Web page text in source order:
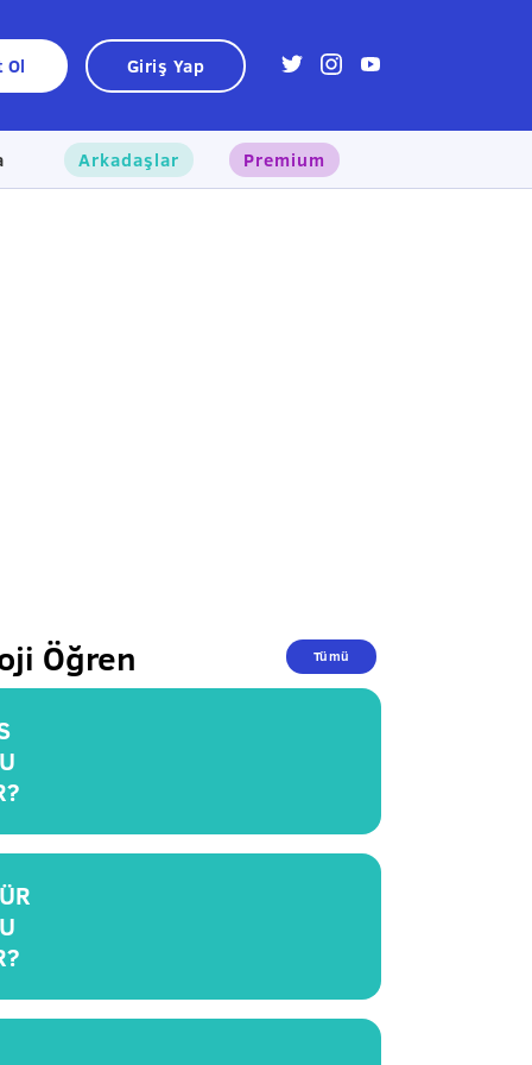
Ol Giriş Yap
Arkadaşlar Premium
Öğren Tümü